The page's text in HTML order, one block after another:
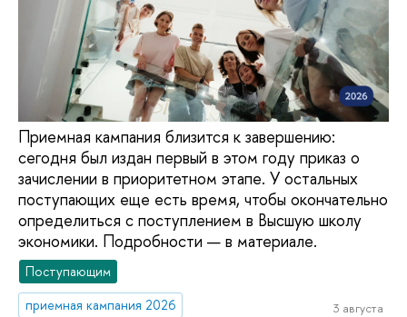
Приемная кампания близится к завершению:
сегодня был издан первый в этом году приказ о
зачислении в приоритетном этапе. У остальных
поступающих еще есть время, чтобы окончательно
определиться с поступлением в Высшую школу
экономики. Подробности — в материале.
Поступающим
приемная кампания 2026
3 августа